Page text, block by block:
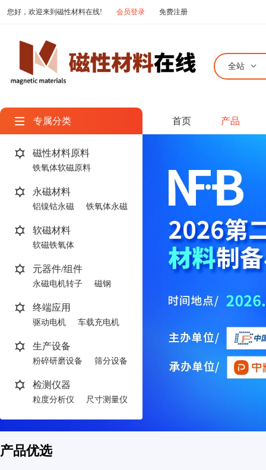
您好，欢迎来到磁性材料在线! 会员登录 免费注册
全站
专属分类
磁性材料原料
铁氧体软磁原料
永磁材料
铝镍钴永磁 铁氧体永磁
软磁材料
软磁铁氧体
元器件/组件
永磁电机转子 磁钢
终端应用
驱动电机 车载充电机
生产设备
粉碎研磨设备 筛分设备
检测仪器
粒度分析仪 尺寸测量仪
首页 产品
产品优选